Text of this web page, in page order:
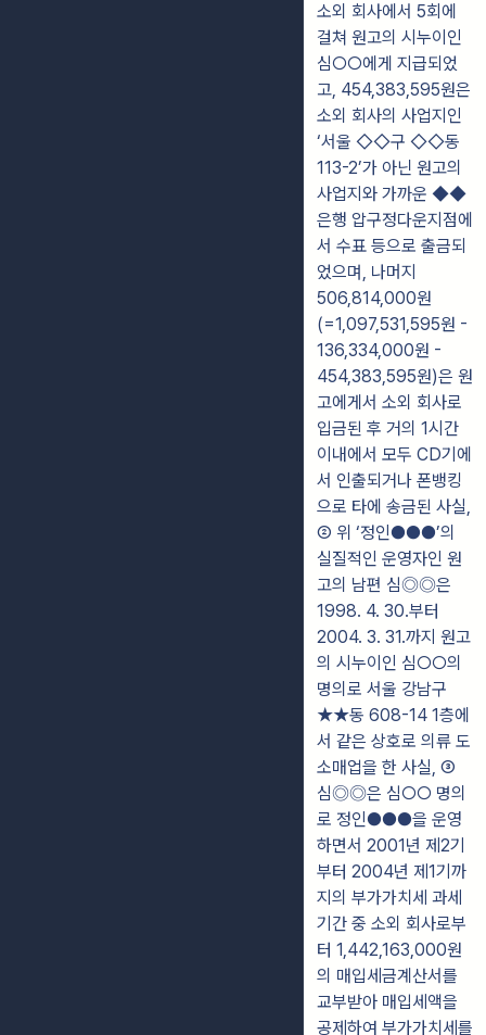
소외 회사에서 5회에
걸쳐 원고의 시누이인
심○○에게 지급되었
고, 454,383,595원은
소외 회사의 사업지인
‘서울 ◇◇구 ◇◇동
113-2’가 아닌 원고의
사업지와 가까운 ◆◆
은행 압구정다운지점에
서 수표 등으로 출금되
었으며, 나머지
506,814,000원
(=1,097,531,595원 -
136,334,000원 -
454,383,595원)은 원
고에게서 소외 회사로
입금된 후 거의 1시간
이내에서 모두 CD기에
서 인출되거나 폰뱅킹
으로 타에 송금된 사실,
② 위 ‘정인●●●’의
실질적인 운영자인 원
고의 남편 심◎◎은
1998. 4. 30.부터
2004. 3. 31.까지 원고
의 시누이인 심○○의
명의로 서울 강남구
★★동 608-14 1층에
서 같은 상호로 의류 도
소매업을 한 사실, ③
심◎◎은 심○○ 명의
로 정인●●●을 운영
하면서 2001년 제2기
부터 2004년 제1기까
지의 부가가치세 과세
기간 중 소외 회사로부
터 1,442,163,000원
의 매입세금계산서를
교부받아 매입세액을
공제하여 부가가치세를